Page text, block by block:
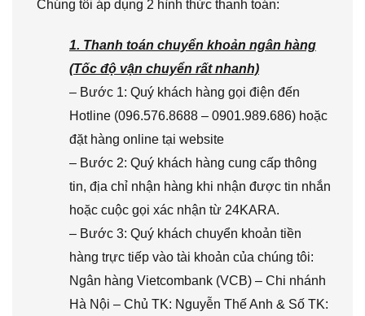
Chúng tôi áp dụng 2 hình thức thanh toán:
1. Thanh toán chuyển khoản ngân hàng
(Tốc độ vận chuyển rất nhanh)
– Bước 1: Quý khách hàng gọi điện đến
Hotline (096.576.8688 – 0901.989.686) hoặc
đặt hàng online tại website
– Bước 2: Quý khách hàng cung cấp thông
tin, địa chỉ nhận hàng khi nhận được tin nhắn
hoặc cuộc gọi xác nhận từ 24KARA.
– Bước 3: Quý khách chuyển khoản tiền
hàng trực tiếp vào tài khoản của chúng tôi:
Ngân hàng Vietcombank (VCB) – Chi nhánh
Hà Nội – Chủ TK: Nguyễn Thế Anh & Số TK: